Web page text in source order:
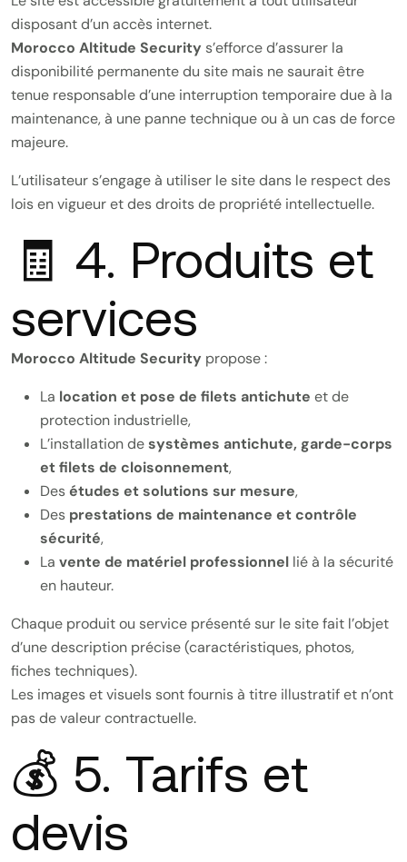
disposant d’un accès internet.
Morocco Altitude Security s’efforce d’assurer la
disponibilité permanente du site mais ne saurait être
tenue responsable d’une interruption temporaire due à la
maintenance, à une panne technique ou à un cas de force
majeure.
L’utilisateur s’engage à utiliser le site dans le respect des
lois en vigueur et des droits de propriété intellectuelle.
🧾 4. Produits et
services
Morocco Altitude Security propose :
La location et pose de filets antichute et de
protection industrielle,
L’installation desystèmes antichute, garde-corps
et filets de cloisonnement,
Desétudes et solutions sur mesure,
Des prestations de maintenance et contrôle
sécurité,
La vente de matériel professionnel lié à la sécurité
en hauteur.
Chaque produit ou service présenté sur le site fait l’objet
d’une description précise (caractéristiques, photos,
fiches techniques).
Les images et visuels sont fournis à titre illustratif et n’ont
pas de valeur contractuelle.
💰 5. Tarifs et
devis